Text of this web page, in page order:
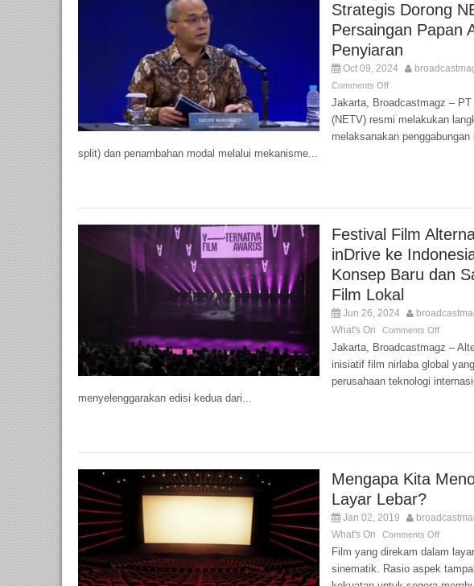
Strategis Dorong
Persaingan Papan
Penyiaran
Oct 09, 2024
Comments Off
Jakarta, Broadcastmagz –
(NETV) resmi melakukan
melaksanakan
split) dan penambahan modal melalui mekanisme...
Festival Film
inDrive ke
Konsep Baru dan
Film Lokal
Jun 26, 2024
What's On Comments Off
Jakarta, Broadcastmagz –
inisiatif film nirlaba global
perusahaan teknologi
menyelenggarakan edisi kedua dari...
Mengapa Kita
Layar Lebar?
Jan 02, 2019
What's On Comments Off
Film yang direkam dalam
sinematik. Rasio aspek